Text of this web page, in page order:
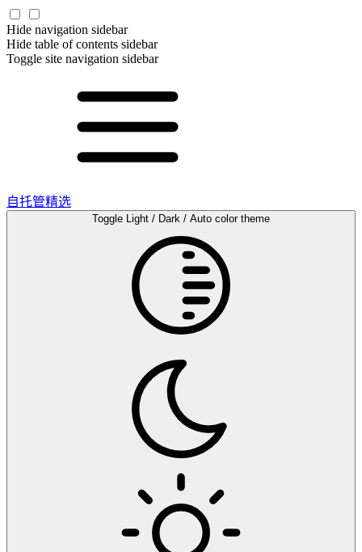
Hide navigation sidebar
Hide table of contents sidebar
Toggle site navigation sidebar
自托管精选
Toggle Light / Dark / Auto color theme